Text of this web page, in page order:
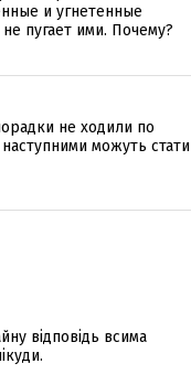
и угнетенные
пугает ими. Почему?
не ходили по
можуть стати
відповідь всима